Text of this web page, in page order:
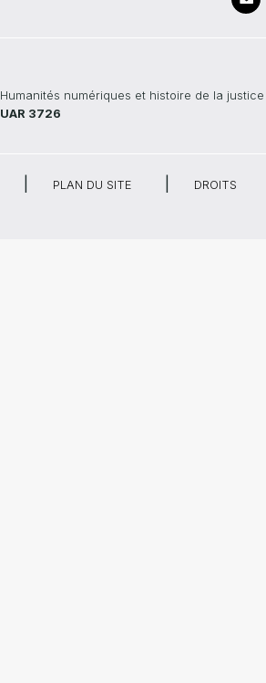
Humanités numériques et histoire de la justice
UAR 3726
PLAN DU SITE DROITS